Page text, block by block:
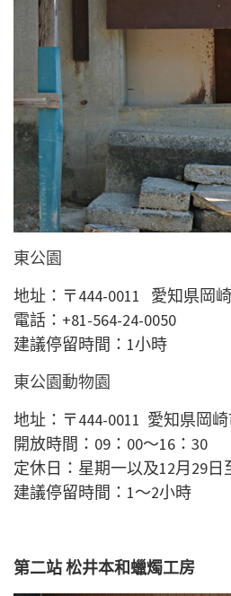
東公園
地址： 〒444-0011 愛知県岡
電話： +81-564-24-0050
建議停留時間：1小時
東公園動物園
地址： 〒444-0011 愛知県岡
開放時間：09：00～16：30
定休日：星期一以及12月29日
建議停留時間：1～2小時
第二站 松井本和蠟燭工房